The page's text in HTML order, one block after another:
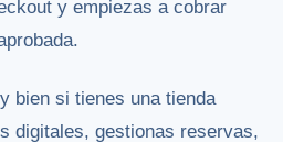
y empiezas a cobrar
bien si tienes una tienda
digitales, gestionas reservas,